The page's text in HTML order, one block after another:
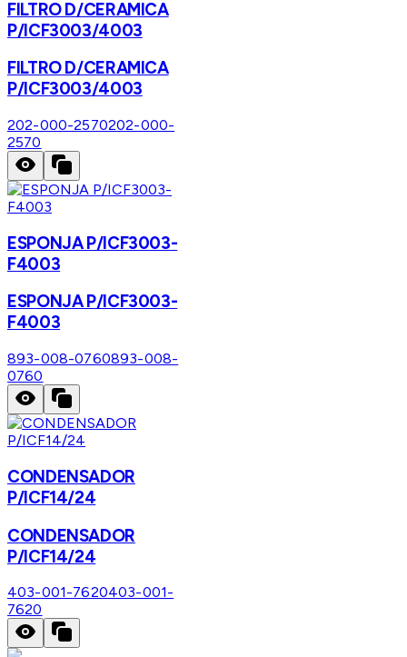
FILTRO D/CERAMICA
P/ICF3003/4003
FILTRO D/CERAMICA
P/ICF3003/4003
202-000-2570202-000-
2570
ESPONJA P/ICF3003-
F4003
ESPONJA P/ICF3003-
F4003
893-008-0760893-008-
0760
CONDENSADOR
P/ICF14/24
CONDENSADOR
P/ICF14/24
403-001-7620403-001-
7620